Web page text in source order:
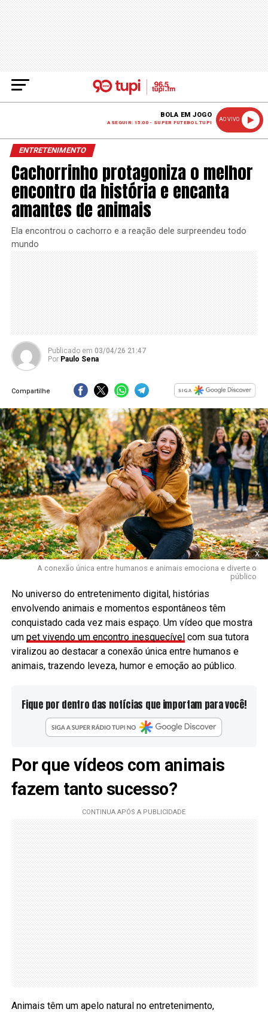
BOLA EM JOGO
A SEGUIR: 15:00 - SUPER FUTEBOL TUPI
AO VIVO
ENTRETENIMENTO
Cachorrinho protagoniza o melhor
encontro da história e encanta
amantes de animais
Ela encontrou o cachorro e a reação dele surpreendeu todo
mundo
Publicado em 03/04/26 21:47
Por Paulo Sena
Compartilhe
x
A conexão única entre humanos e animais emociona e diverte o
público
No universo do entretenimento digital, histórias
envolvendo animais e momentos espontâneos têm
conquistado cada vez mais espaço. Um vídeo que mostra
um pet vivendo um encontro inesquecívelcom sua tutora
viralizou ao destacar a conexão única entre humanos e
animais, trazendo leveza, humor e emoção ao público.
Fique por dentro das notícias que importam para você!
Por que vídeos com animais
fazem tanto sucesso?
Animais têm um apelo natural no entretenimento,